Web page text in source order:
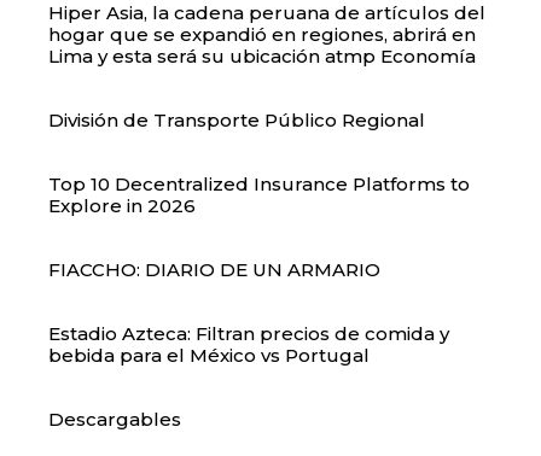
Hiper Asia, la cadena peruana de artículos del
hogar que se expandió en regiones, abrirá en
Lima y esta será su ubicación atmp Economía
División de Transporte Público Regional
Top 10 Decentralized Insurance Platforms to
Explore in 2026
FIACCHO: DIARIO DE UN ARMARIO
Estadio Azteca: Filtran precios de comida y
bebida para el México vs Portugal
Descargables